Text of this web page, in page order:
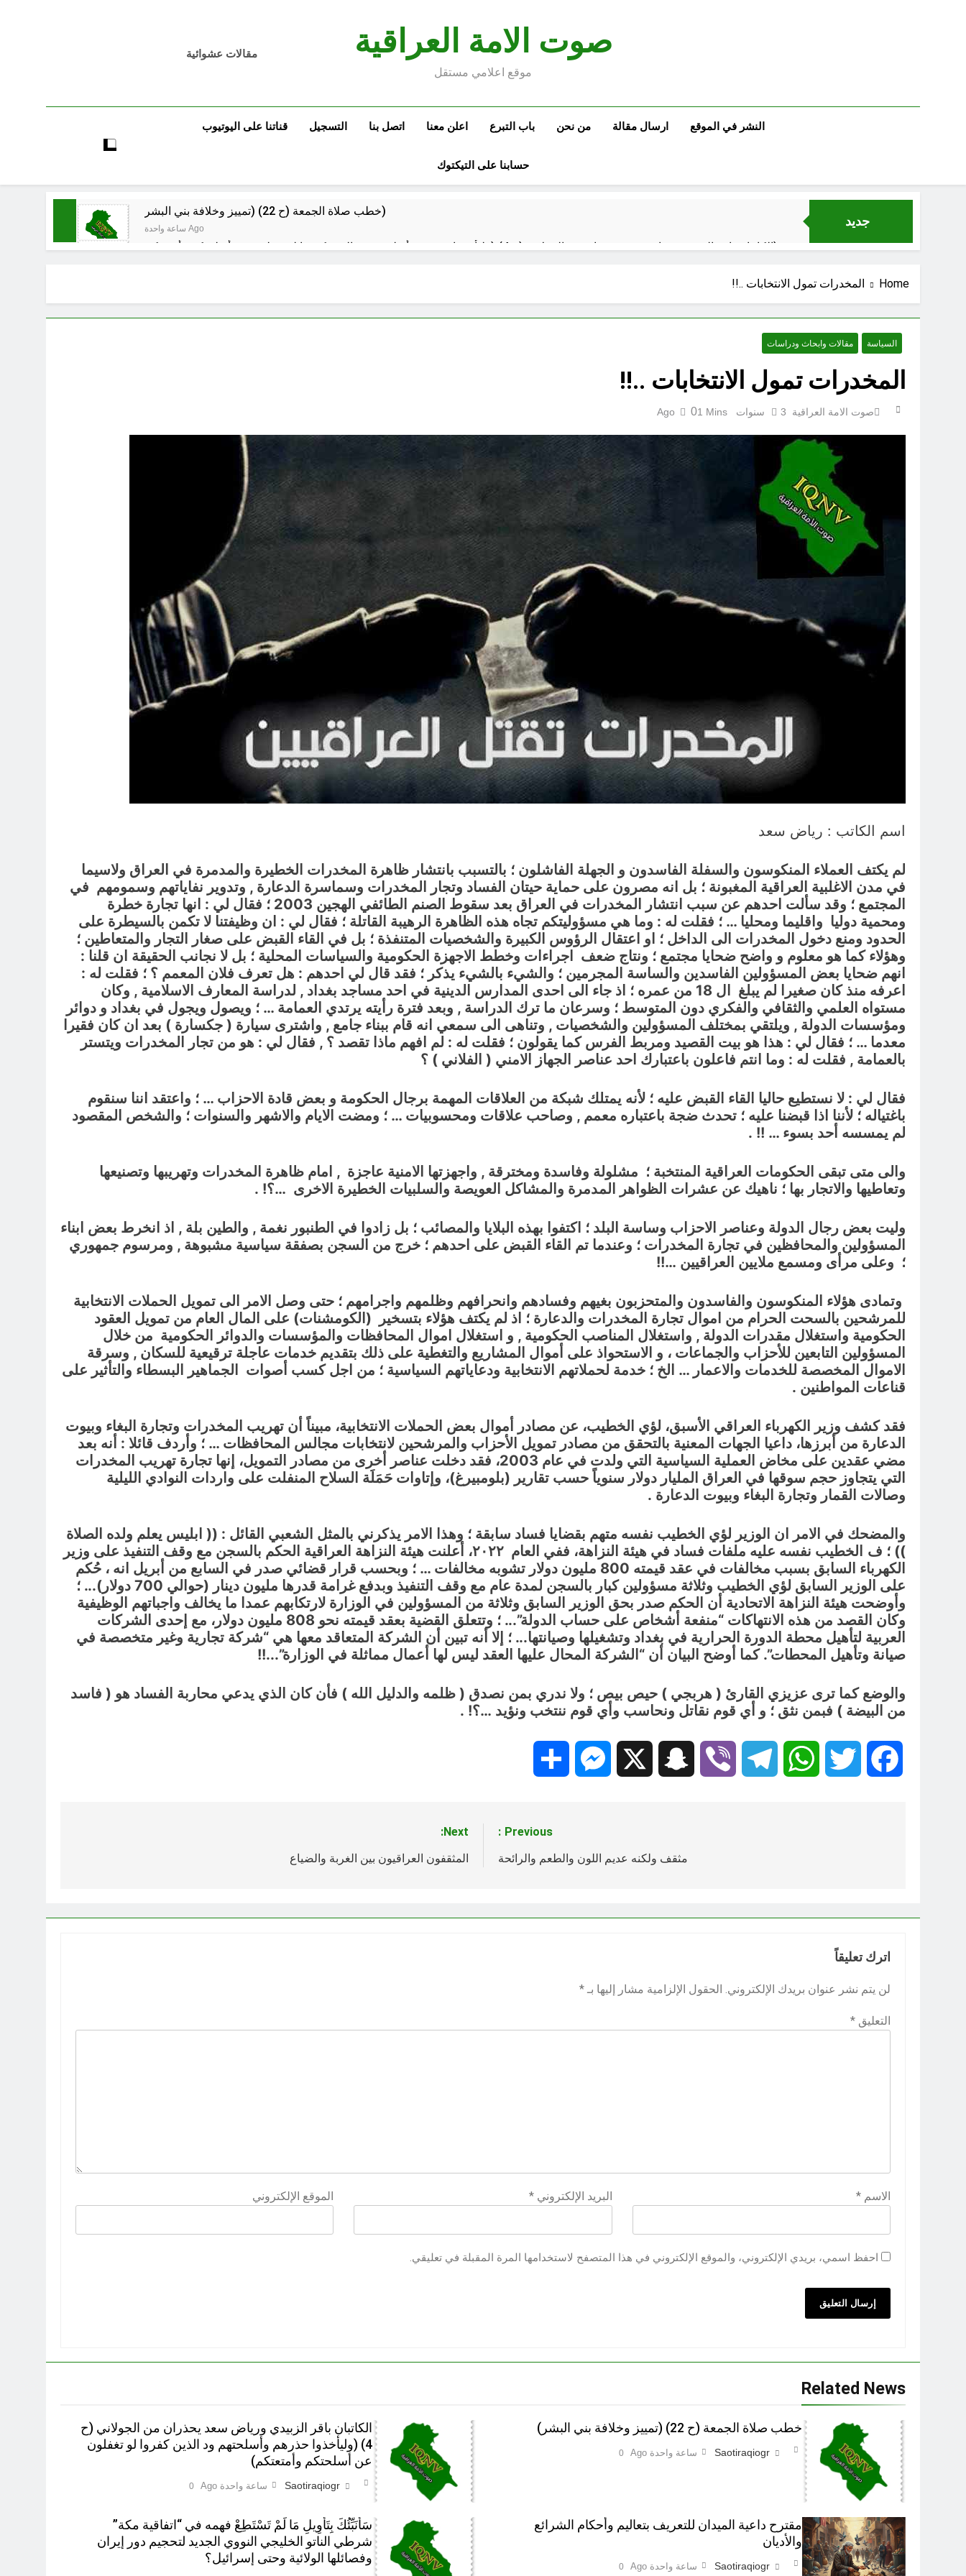
صوت الامة العراقية
موقع اعلامي مستقل
مقالات عشوائية
النشر في الموقع ارسال مقالة من نحن باب التبرع اعلن معنا اتصل بنا التسجيل قناتنا على اليوتيوب
حسابنا على التيكتوك
جديد
خطب صلاة الجمعة (ح 22) (تمييز وخلافة بني البشر)
ساعة واحدة Ago
الكاتبان باقر الزبيدي ورياض سعد يحذران من الجولاني (ح 4) (وليأخذوا حذرهم وأسلحتهم ود الذين كفروا لو تغفلون عن أسلحتكم وأمتعتكم)
سَأُنَبِّئُكَ بِتَأْوِيلِ مَا لَمْ تَسْتَطِعْ فهمه في “اتفاقية مكة” شرطي الناتو الخليجي النووي الجديد لتحجيم دور إيران وفصائلها الولائية وحتى إسرائيل؟
Home المخدرات تمول الانتخابات ..!!
السياسة مقالات وابحاث ودراسات
المخدرات تمول الانتخابات ..!!
صوت الامة العراقية 3 سنوات Ago 01 Mins
اسم الكاتب : رياض سعد
لم يكتف العملاء المنكوسون والسفلة الفاسدون و الجهلة الفاشلون ؛ بالتسبب بانتشار ظاهرة المخدرات الخطيرة والمدمرة في العراق ولاسيما
في مدن الاغلبية العراقية المغبونة ؛ بل انه مصرون على حماية حيتان الفساد وتجار المخدرات وسماسرة الدعارة , وتدوير نفاياتهم وسمومهم في
المجتمع ؛ وقد سألت احدهم عن سبب انتشار المخدرات في العراق بعد سقوط الصنم الطائفي الهجين 2003 ؛ فقال لي : انها تجارة خطرة
ومحمية دوليا واقليما ومحليا … ؛ فقلت له : وما هي مسؤوليتكم تجاه هذه الظاهرة الرهيبة القاتلة ؛ فقال لي : ان وظيفتنا لا تكمن بالسيطرة على
الحدود ومنع دخول المخدرات الى الداخل ؛ او اعتقال الرؤوس الكبيرة والشخصيات المتنفذة ؛ بل في القاء القبض على صغار التجار والمتعاطين ؛
وهؤلاء كما هو معلوم و واضح ضحايا مجتمع ؛ ونتاج ضعف اجراءات وخطط الاجهزة الحكومية والسياسات المحلية ؛ بل لا نجانب الحقيقة ان قلنا :
انهم ضحايا بعض المسؤولين الفاسدين والساسة المجرمين ؛ والشيء بالشيء يذكر ؛ فقد قال لي احدهم : هل تعرف فلان المعمم ؟ ؛ فقلت له :
اعرفه منذ كان صغيرا لم يبلغ ال 18 من عمره ؛ اذ جاء الى احدى المدارس الدينية في احد مساجد بغداد , لدراسة المعارف الاسلامية , وكان
مستواه العلمي والثقافي والفكري دون المتوسط ؛ وسرعان ما ترك الدراسة , وبعد فترة رأيته يرتدي العمامة … ؛ ويصول ويجول في بغداد و دوائر
ومؤسسات الدولة , ويلتقي بمختلف المسؤولين والشخصيات , وتناهى الى سمعي انه قام ببناء جامع , واشترى سيارة ( جكسارة ) بعد ان كان فقيرا
معدما … ؛ فقال لي : هذا هو بيت القصيد ومربط الفرس كما يقولون ؛ فقلت له : لم افهم ماذا تقصد ؟ , فقال لي : هو من تجار المخدرات ويتستر
بالعمامة , فقلت له : وما انتم فاعلون باعتبارك احد عناصر الجهاز الامني ( الفلاني ) ؟
فقال لي : لا نستطيع حاليا القاء القبض عليه ؛ لأنه يمتلك شبكة من العلاقات المهمة برجال الحكومة و بعض قادة الاحزاب … ؛ واعتقد اننا سنقوم
باغتياله ؛ لأننا اذا قبضنا عليه ؛ تحدث ضجة باعتباره معمم , وصاحب علاقات ومحسوبيات … ؛ ومضت الايام والاشهر والسنوات ؛ والشخص المقصود
لم يمسسه أحد بسوء … !! .
والى متى تبقى الحكومات العراقية المنتخبة ؛ مشلولة وفاسدة ومخترقة , واجهزتها الامنية عاجزة , امام ظاهرة المخدرات وتهريبها وتصنيعها
وتعاطيها والاتجار بها ؛ ناهيك عن عشرات الظواهر المدمرة والمشاكل العويصة والسلبيات الخطيرة الاخرى …؟! .
وليت بعض رجال الدولة وعناصر الاحزاب وساسة البلد ؛ اكتفوا بهذه البلايا والمصائب ؛ بل زادوا في الطنبور نغمة , والطين بلة , اذ انخرط بعض ابناء
المسؤولين والمحافظين في تجارة المخدرات ؛ وعندما تم القاء القبض على احدهم ؛ خرج من السجن بصفقة سياسية مشبوهة , ومرسوم جمهوري
؛ وعلى مرأى ومسمع ملايين العراقيين …!!
وتمادى هؤلاء المنكوسون والفاسدون والمتحزبون بغيهم وفسادهم وانحرافهم وظلمهم واجرامهم ؛ حتى وصل الامر الى تمويل الحملات الانتخابية
للمرشحين بالسحت الحرام من اموال تجارة المخدرات والدعارة ؛ اذ لم يكتف هؤلاء بتسخير (الكومشنات) على المال العام من تمويل العقود
الحكومية واستغلال مقدرات الدولة , و استغلال المناصب الحكومية , و استغلال اموال المحافظات والمؤسسات والدوائر الحكومية من خلال
المسؤولين التابعين للأحزاب والجماعات ، و الاستحواذ على أموال المشاريع والتغطية على ذلك بتقديم خدمات عاجلة ترقيعية للسكان , وسرقة
الاموال المخصصة للخدمات والاعمار … الخ ؛ خدمة لحملاتهم الانتخابية ودعاياتهم السياسية ؛ من اجل كسب أصوات الجماهير البسطاء والتأثير على
قناعات المواطنين .
فقد كشف وزير الكهرباء العراقي الأسبق، لؤي الخطيب، عن مصادر أموال بعض الحملات الانتخابية، مبيناً أن تهريب المخدرات وتجارة البغاء وبيوت
الدعارة من أبرزها، داعيا الجهات المعنية بالتحقق من مصادر تمويل الأحزاب والمرشحين لانتخابات مجالس المحافظات … ؛ وأردف قائلا : أنه بعد
مضي عقدين على مخاض العملية السياسية التي ولدت في عام 2003، فقد دخلت عناصر أخرى من مصادر التمويل، إنها تجارة تهريب المخدرات
التي يتجاوز حجم سوقها في العراق المليار دولار سنوياً حسب تقارير (بلومبيرغ)، وإتاوات حَمَلَة السلاح المنفلت على واردات النوادي الليلية
وصالات القمار وتجارة البغاء وبيوت الدعارة .
والمضحك في الامر ان الوزير لؤي الخطيب نفسه متهم بقضايا فساد سابقة ؛ وهذا الامر يذكرني بالمثل الشعبي القائل : (( ابليس يعلم ولده الصلاة
)) ؛ ف
الخطيب نفسه عليه ملفات فساد في هيئة النزاهة، ففي العام ٢٠٢٢، أعلنت هيئة النزاهة العراقية الحكم بالسجن مع وقف التنفيذ على وزير
الكهرباء السابق بسبب مخالفات في عقد قيمته 800 مليون دولار تشوبه مخالفات … ؛ وبحسب قرار قضائي صدر في السابع من أبريل انه ، حُكم
على الوزير السابق لؤي الخطيب وثلاثة مسؤولين كبار بالسجن لمدة عام مع وقف التنفيذ وبدفع غرامة قدرها مليون دينار (حوالي 700 دولار).
.. ؛
وأوضحت هيئة النزاهة الاتحادية أن الحكم صدر بحق الوزير السابق وثلاثة من المسؤولين في الوزارة لارتكابهم عمدا ما يخالف واجباتهم الوظيفية
وكان القصد من هذه الانتهاكات “منفعة أشخاص على حساب الدولة”... ؛
وتتعلق القضية بعقد قيمته نحو 808 مليون دولار، مع إحدى الشركات
العربية لتأهيل محطة الدورة الحرارية في بغداد وتشغيلها وصيانتها... ؛ إلا أنه تبين أن الشركة المتعاقد معها هي “شركة تجارية وغير متخصصة في
صيانة وتأهيل المحطات”. كما أوضح البيان أن “الشركة المحال عليها العقد ليس لها أعمال مماثلة في الوزارة”...!!
والوضع كما ترى عزيزي القارئ ( هربجي ) حيص بيص ؛ ولا ندري بمن نصدق ( ظلمه والدليل الله ) فأن كان الذي يدعي محاربة الفساد هو ( فاسد
من البيضة ) فبمن نثق ؛ و أي قوم نقاتل ونحاسب وأي قوم ننتخب ونؤيد …؟! .
Facebook
Twitter
WhatsApp
Telegram
Viber
Snapchat
Messenger
Previous:
مثقف ولكنه عديم اللون والطعم والرائحة
Next:
المثقفون العراقيون بين الغربة والضياع
اترك تعليقاً
لن يتم نشر عنوان بريدك الإلكتروني. الحقول الإلزامية مشار إليها بـ *
التعليق *
الاسم * البريد الإلكتروني* الموقع الإلكتروني
احفظ اسمي، بريدي الإلكتروني، والموقع الإلكتروني في هذا المتصفح لاستخدامها المرة المقبلة في تعليقي.
Related News
خطب صلاة الجمعة (ح 22) (تمييز وخلافة بني البشر)
Saotiraqiogr ساعة واحدة Ago 0
الكاتبان باقر الزبيدي ورياض سعد يحذران من الجولاني (ح
4) (وليأخذوا حذرهم وأسلحتهم ود الذين كفروا لو تغفلون
عن أسلحتكم وأمتعتكم)
Saotiraqiogr ساعة واحدة Ago 0
مقترح داعية الميدان للتعريف بتعاليم وأحكام الشرائع
والأديان
Saotiraqiogr ساعة واحدة Ago 0
سَأُنَبِّئُكَ بِتَأْوِيلِ مَا لَمْ تَسْتَطِعْ فهمه في “اتفاقية مكة”
شرطي الناتو الخليجي النووي الجديد لتحجيم دور إيران
وفصائلها الولائية وحتى إسرائيل؟